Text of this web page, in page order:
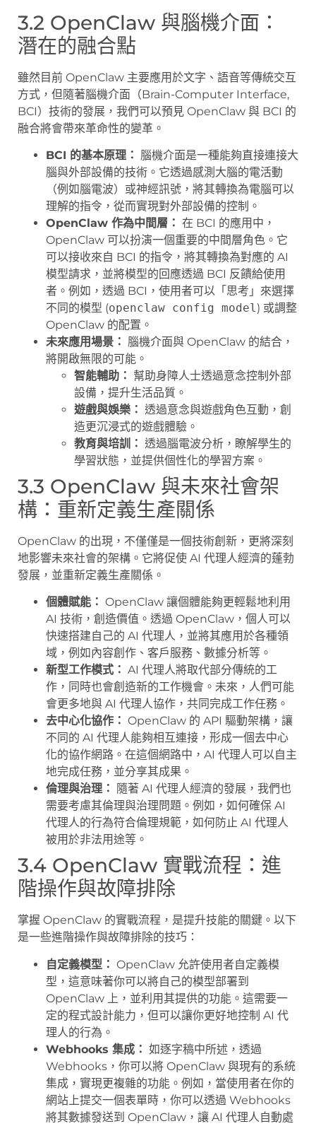
3.2 OpenClaw 與腦機介面：
潛在的融合點
雖然目前 OpenClaw 主要應用於文字、語音等傳統交互
方式，但隨著腦機介面（Brain-Computer Interface,
BCI）技術的發展，我們可以預見 OpenClaw 與 BCI 的
融合將會帶來革命性的變革。
BCI 的基本原理： 腦機介面是一種能夠直接連接大
腦與外部設備的技術。它透過感測大腦的電活動
（例如腦電波）或神經訊號，將其轉換為電腦可以
理解的指令，從而實現對外部設備的控制。
OpenClaw 作為中間層： 在 BCI 的應用中，
OpenClaw 可以扮演一個重要的中間層角色。它
可以接收來自 BCI 的指令，將其轉換為對應的 AI
模型請求，並將模型的回應透過 BCI 反饋給使用
者。例如，透過 BCI，使用者可以「思考」來選擇
不同的模型 (openclaw config model) 或調整
OpenClaw 的配置。
未來應用場景： 腦機介面與 OpenClaw 的結合，
將開啟無限的可能。
智能輔助： 幫助身障人士透過意念控制外部
設備，提升生活品質。
遊戲與娛樂： 透過意念與遊戲角色互動，創
造更沉浸式的遊戲體驗。
教育與培訓： 透過腦電波分析，瞭解學生的
學習狀態，並提供個性化的學習方案。
3.3 OpenClaw 與未來社會架
構：重新定義生產關係
OpenClaw 的出現，不僅僅是一個技術創新，更將深刻
地影響未來社會的架構。它將促使 AI 代理人經濟的蓬勃
發展，並重新定義生產關係。
個體賦能： OpenClaw 讓個體能夠更輕鬆地利用
AI 技術，創造價值。透過 OpenClaw，個人可以
快速搭建自己的 AI 代理人，並將其應用於各種領
域，例如內容創作、客戶服務、數據分析等。
新型工作模式： AI 代理人將取代部分傳統的工
作，同時也會創造新的工作機會。未來，人們可能
會更多地與 AI 代理人協作，共同完成工作任務。
去中心化協作： OpenClaw 的 API 驅動架構，讓
不同的 AI 代理人能夠相互連接，形成一個去中心
化的協作網路。在這個網路中，AI 代理人可以自主
地完成任務，並分享其成果。
倫理與治理：
隨著 AI 代理人經濟的發展，我們也
需要考慮其倫理與治理問題。例如，如何確保 AI
代理人的行為符合倫理規範，如何防止 AI 代理人
被用於非法用途等。
3.4 OpenClaw 實戰流程：進
階操作與故障排除
掌握 OpenClaw 的實戰流程，是提升技能的關鍵。以下
是一些進階操作與故障排除的技巧：
自定義模型： OpenClaw 允許使用者自定義模
型，這意味著你可以將自己的模型部署到
OpenClaw 上，並利用其提供的功能。這需要一
定的程式設計能力，但可以讓你更好地控制 AI 代
理人的行為。
Webhooks 集成： 如逐字稿中所述，透過
Webhooks，你可以將 OpenClaw 與現有的系統
集成，實現更複雜的功能。例如，當使用者在你的
網站上提交一個表單時，你可以透過 Webhooks
將其數據發送到 OpenClaw，讓 AI 代理人自動處